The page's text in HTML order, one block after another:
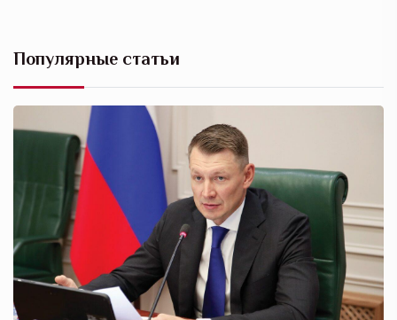
Популярные статьи